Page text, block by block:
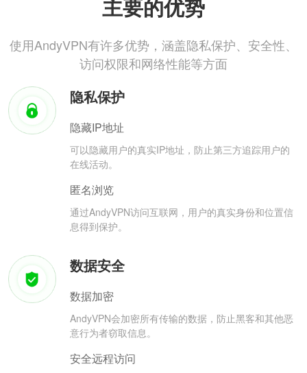
主要的优势
使用AndyVPN有许多优势，涵盖隐私保护、安全性、
访问权限和网络性能等方面
隐私保护
隐藏IP地址
可以隐藏用户的真实IP地址，防止第三方追踪用户的
在线活动。
匿名浏览
通过AndyVPN访问互联网，用户的真实身份和位置信
息得到保护。
数据安全
数据加密
AndyVPN会加密所有传输的数据，防止黑客和其他恶
意行为者窃取信息。
安全远程访问